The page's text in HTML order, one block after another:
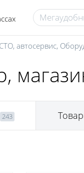
СТО, автосервис,
243